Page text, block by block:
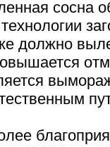
сосна
должно